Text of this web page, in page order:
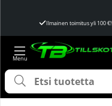
Ilmainen toimitus yli 100 €!